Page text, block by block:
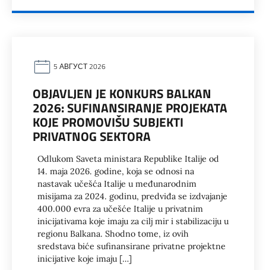
5 АВГУСТ 2026
OBJAVLJEN JE KONKURS BALKAN
2026: SUFINANSIRANJE PROJEKATA
KOJE PROMOVIŠU SUBJEKTI
PRIVATNOG SEKTORA
Odlukom Saveta ministara Republike Italije od
14. maja 2026. godine, koja se odnosi na
nastavak učešća Italije u međunarodnim
misijama za 2024. godinu, predviđa se izdvajanje
400.000 evra za učešće Italije u privatnim
inicijativama koje imaju za cilj mir i stabilizaciju u
regionu Balkana. Shodno tome, iz ovih
sredstava biće sufinansirane privatne projektne
inicijative koje imaju […]